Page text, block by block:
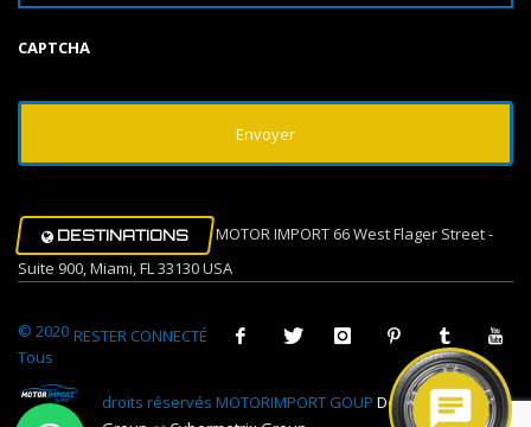
CAPTCHA
DESTINATIONS
MOTOR IMPORT 66 West Flager Street -
Suite 900, Miami, FL 33130 USA
RESTER CONNECTÉ
© 2020
Tous
droits réservés MOTORIMPORT GOUP Design Muovi